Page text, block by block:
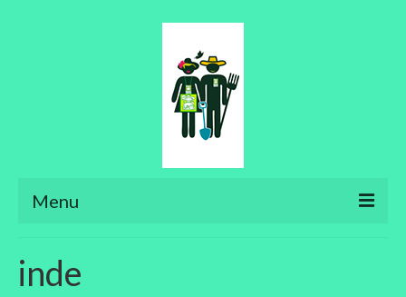
Menu
Aménager son jardin
inde